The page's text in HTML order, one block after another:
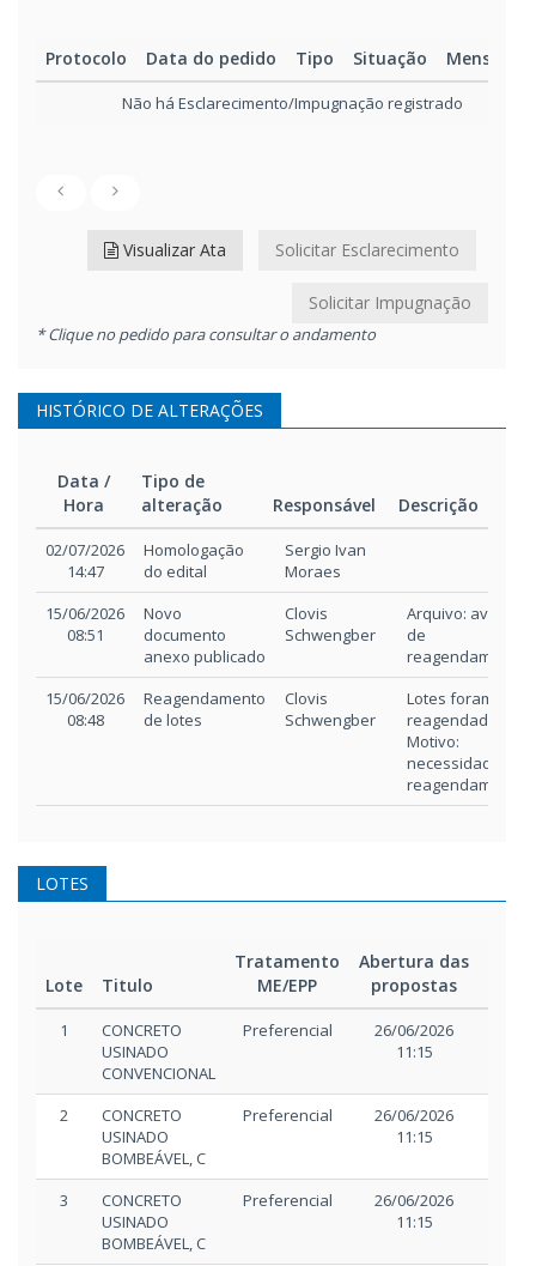
Protocolo Data do pedido Tipo Situação
Não há Esclarecimento/Impugnação registrado
Visualizar Ata Solicitar Esclarecimento
Solicitar Impugnação
* Clique no pedido para consultar o andamento
HISTÓRICO DE ALTERAÇÕES
Data /
Hora
Tipo de
alteração
Responsável
Descrição
Data /
Hora
Tipo de
alteração
Responsável
02/07/2026
14:47
Homologação
do edital
Sergio Ivan
Moraes
15/06/2026
08:51
Novo
documento
anexo publicado
Clovis
Schwengber
Arquivo: aviso
de
reagendamento
15/06/2026
08:48
Reagendamento
de lotes
Clovis
Schwengber
Lotes foram
reagendados.
Motivo:
necessidade
reagendamento
LOTES
Lote Titulo
Tratamento
ME/EPP
Abertura das
propostas
1
CONCRETO
USINADO
CONVENCIONAL
Preferencial
26/06/2026
11:15
2
CONCRETO
USINADO
BOMBEÁVEL, C
Preferencial
26/06/2026
11:15
3
CONCRETO
USINADO
BOMBEÁVEL, C
Preferencial
26/06/2026
11:15